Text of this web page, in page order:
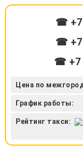
☎ +7
☎ +7
☎ +7
Цена по
График работы:
Рейтинг такси: